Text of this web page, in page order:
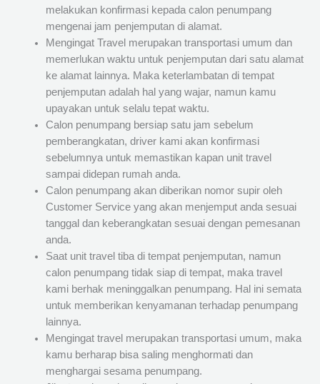
melakukan konfirmasi kepada calon penumpang
mengenai jam penjemputan di alamat.
Mengingat Travel merupakan transportasi umum dan
memerlukan waktu untuk penjemputan dari satu alamat
ke alamat lainnya. Maka keterlambatan di tempat
penjemputan adalah hal yang wajar, namun kamu
upayakan untuk selalu tepat waktu.
Calon penumpang bersiap satu jam sebelum
pemberangkatan, driver kami akan konfirmasi
sebelumnya untuk memastikan kapan unit travel
sampai didepan rumah anda.
Calon penumpang akan diberikan nomor supir oleh
Customer Service yang akan menjemput anda sesuai
tanggal dan keberangkatan sesuai dengan pemesanan
anda.
Saat unit travel tiba di tempat penjemputan, namun
calon penumpang tidak siap di tempat, maka travel
kami berhak meninggalkan penumpang. Hal ini semata
untuk memberikan kenyamanan terhadap penumpang
lainnya.
Mengingat travel merupakan transportasi umum, maka
kamu berharap bisa saling menghormati dan
menghargai sesama penumpang.